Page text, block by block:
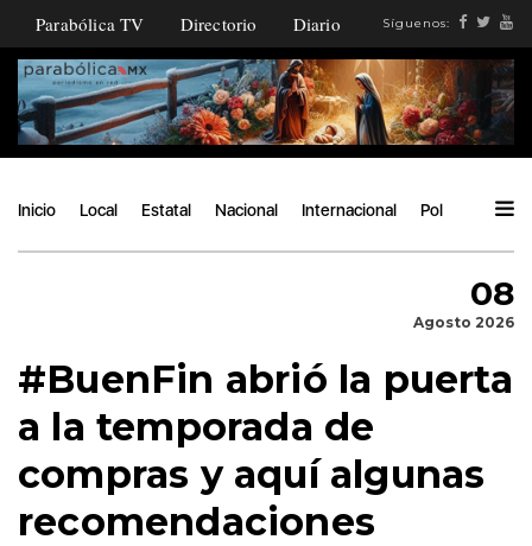
Parabólica TV Directorio Diario Síguenos:
Inicio Local Estatal Nacional Internacional Política
08
Agosto 2026
#BuenFin abrió la puerta
a la temporada de
compras y aquí algunas
recomendaciones